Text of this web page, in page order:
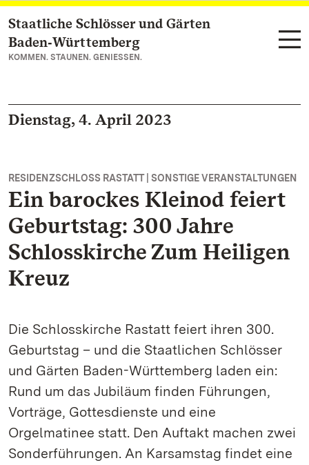
Zum Hauptinhalt springen
Staatliche Schlösser und Gärten
Baden‑Württemberg
KOMMEN. STAUNEN. GENIESSEN.
Dienstag, 4. April 2023
RESIDENZSCHLOSS RASTATT | SONSTIGE VERANSTALTUNGEN
Ein barockes Kleinod feiert
Geburtstag: 300 Jahre
Schlosskirche Zum Heiligen
Kreuz
Die Schlosskirche Rastatt feiert ihren 300.
Geburtstag – und die Staatlichen Schlösser
und Gärten Baden-Württemberg laden ein:
Rund um das Jubiläum finden Führungen,
Vorträge, Gottesdienste und eine
Orgelmatinee statt. Den Auftakt machen zwei
Sonderführungen. An Karsamstag findet eine